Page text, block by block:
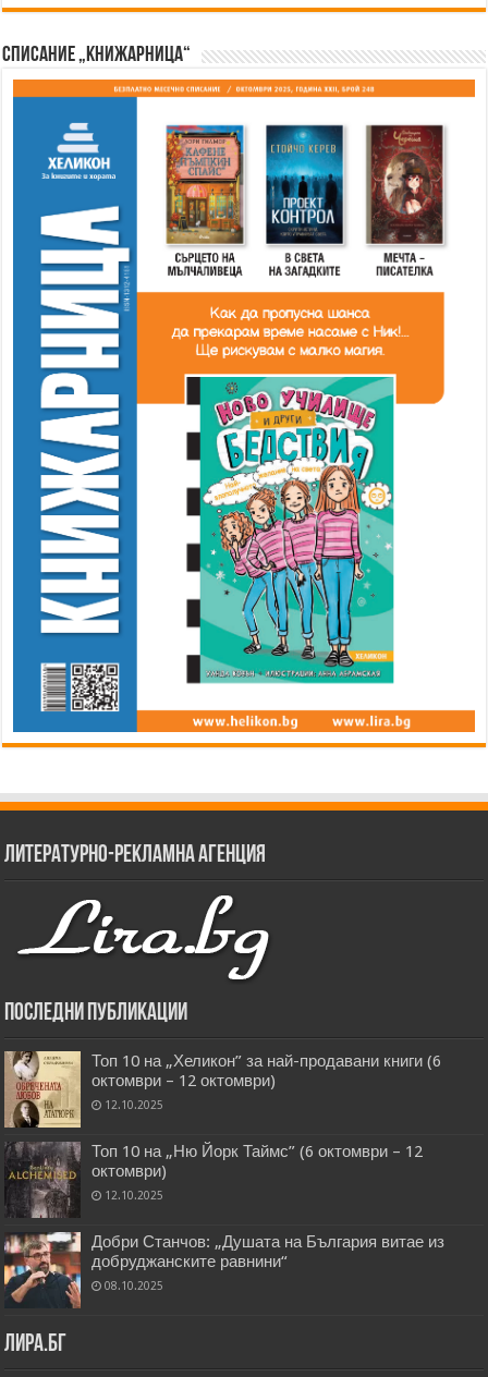
Списание „Книжарница“
Литературно-рекламна агенция
Последни публикации
Топ 10 на „Хеликон” за най-продавани книги (6
октомври – 12 октомври)
12.10.2025
Топ 10 на „Ню Йорк Таймс” (6 октомври – 12
октомври)
12.10.2025
Добри Станчов: „Душата на България витае из
добруджанските равнини“
08.10.2025
Лира.бг